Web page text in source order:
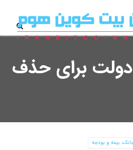
دولت برای حذف
بانک، بیمه و بودجه